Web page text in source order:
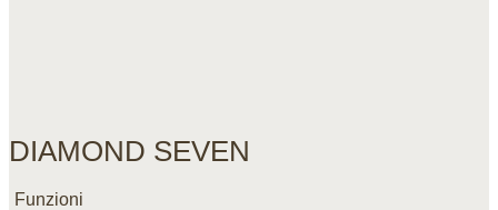
DIAMOND SEVEN
Funzioni